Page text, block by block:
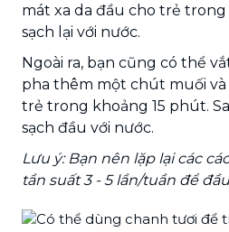
mát xa da đầu cho trẻ trong
sạch lại với nước.
Ngoài ra, bạn cũng có thể
pha thêm một chút muối và
trẻ trong khoảng 15 phút.
sạch đầu với nước.
Lưu ý: Bạn nên lặp lại các
tần suất 3 - 5 lần/tuần để